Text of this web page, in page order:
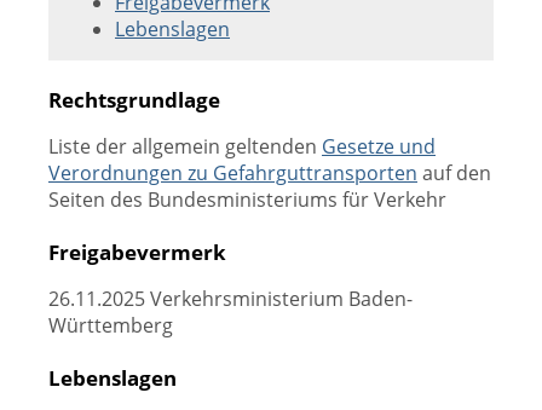
Lebenslagen
Rechtsgrundlage
Liste der allgemein geltenden Gesetze und
Verordnungen zu Gefahrguttransporten auf den
Seiten des Bundesministeriums für Verkehr
Freigabevermerk
26.11.2025Verkehrsministerium Baden-
Württemberg
Lebenslagen